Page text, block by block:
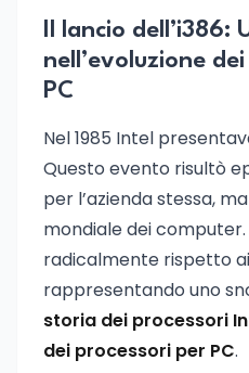
Il lancio dell’i386:
nell’evoluzione
PC
Nel 1985 Intel
Questo evento risultò
per l’azienda stessa,
mondiale dei computer.
radicalmente rispetto
rappresentando uno
storia dei processori
dei processori per PC.